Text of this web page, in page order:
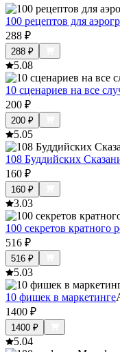
100 рецептов для
288 ₽
288 ₽
5.08
10 сценариев на все
200 ₽
200 ₽
5.05
108 Буддийских
160 ₽
160 ₽
3.03
100 секретов кратного
516 ₽
516 ₽
5.03
10 фишек в маркетинге
1400 ₽
1400 ₽
5.04